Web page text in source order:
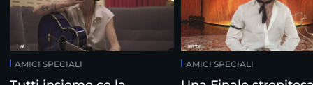
AMICI SPECIALI AMICI SPECIALI